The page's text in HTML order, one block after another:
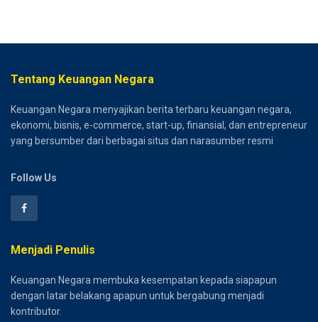
Tentang Keuangan Negara
Keuangan Negara menyajikan berita terbaru keuangan negara,
ekonomi, bisnis, e-commerce, start-up, finansial, dan entrepreneur
yang bersumber dari berbagai situs dan narasumber resmi
Follow Us
Menjadi Penulis
Keuangan Negara membuka kesempatan kepada siapapun
dengan latar belakang apapun untuk bergabung menjadi
kontributor.